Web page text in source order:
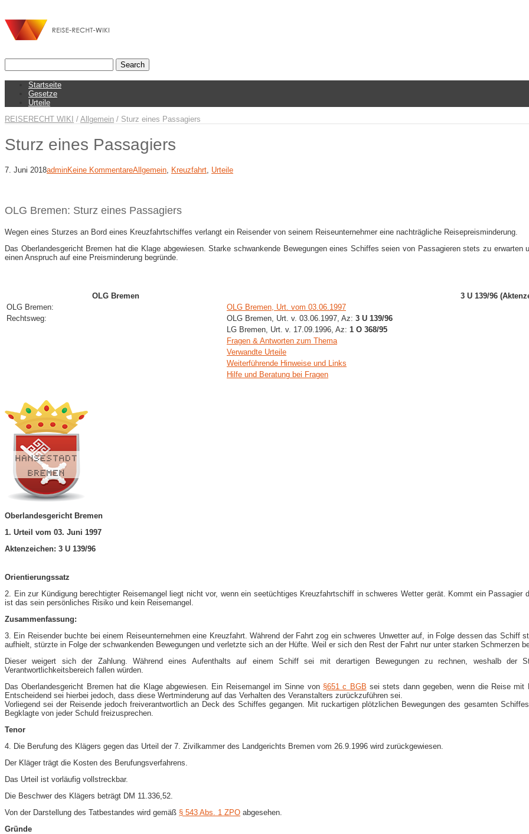
Startseite
Gesetze
Urteile
REISERECHT WIKI / Allgemein / Sturz eines Passagiers
Sturz eines Passagiers
7. Juni 2018adminKeine KommentareAllgemein Kreuzfahrt Urteile
OLG Bremen: Sturz eines Passagiers
Wegen eines Sturzes an Bord eines Kreuzfahrtschiffes verlangt ein Reisender von seinem Reiseunternehmer eine nachträgliche Reisepreisminderung.
Das Oberlandesgericht Bremen hat die Klage abgewiesen. Starke schwankende Bewegungen eines Schiffes seien von Passagieren stets zu
einen Anspruch auf eine Preisminderung begründe.
OLG Bremen
3 U 139/96
OLG Bremen:
OLG Bremen, Urt. vom 03.06.1997
Rechtsweg:
OLG Bremen, Urt. v. 03.06.1997, Az: 3 U 139/96
LG Bremen, Urt. v. 17.09.1996, Az: 1 O 368/95
Fragen & Antworten zum Thema
Verwandte Urteile
Weiterführende Hinweise und Links
Hilfe und Beratung bei Fragen
Oberlandesgericht Bremen
1. Urteil vom 03. Juni 1997
Aktenzeichen: 3 U 139/96
Orientierungssatz
2. Ein zur Kündigung berechtigter Reisemangel liegt nicht vor, wenn ein seetüchtiges Kreuzfahrtschiff in schweres Wetter gerät. Kommt ein Passagier
ist das sein persönliches Risiko und kein Reisemangel.
Zusammenfassung:
3. Ein Reisender buchte bei einem Reiseunternehmen eine Kreuzfahrt. Während der Fahrt zog ein schweres Unwetter auf, in Folge dessen das Schiff
aufhielt, stürzte in Folge der schwankenden Bewegungen und verletzte sich an der Hüfte. Weil er sich den Rest der Fahrt nur unter starken Schmerzen
Dieser weigert sich der Zahlung. Während eines Aufenthalts auf einem Schiff sei mit derartigen Bewegungen zu rechnen, weshalb der
Verantwortlichkeitsbereich fallen würden.
Das Oberlandesgericht Bremen hat die Klage abgewiesen. Ein Reisemangel im Sinne von §651 c BGB sei stets dann gegeben, wenn die Reise mit
Entscheidend sei hierbei jedoch, dass diese Wertminderung auf das Verhalten des Veranstalters zurückzuführen sei.
Vorliegend sei der Reisende jedoch freiverantwortlich an Deck des Schiffes gegangen. Mit ruckartigen plötzlichen Bewegungen des gesamten
Begklagte von jeder Schuld freizusprechen.
Tenor
4. Die Berufung des Klägers gegen das Urteil der 7. Zivilkammer des Landgerichts Bremen vom 26.9.1996 wird zurückgewiesen.
Der Kläger trägt die Kosten des Berufungsverfahrens.
Das Urteil ist vorläufig vollstreckbar.
Die Beschwer des Klägers beträgt DM 11.336,52.
Von der Darstellung des Tatbestandes wird gemäß § 543 Abs. 1 ZPO abgesehen.
Gründe